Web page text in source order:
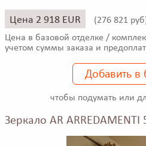
Цена 2 918 EUR (276 821
Цена в базовой отделке /
учетом суммы заказа и
Добавить в
чтобы подумать или
Зеркало AR ARREDAMENTI